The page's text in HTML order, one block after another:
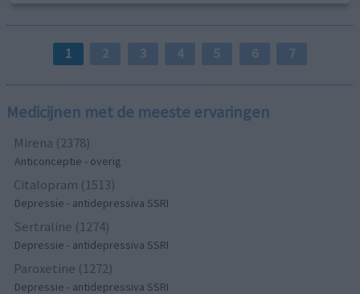
1 2 3 4 5 6 7
Medicijnen met de meeste ervaringen
Mirena (2378)
Anticonceptie - overig
Citalopram (1513)
Depressie - antidepressiva SSRI
Sertraline (1274)
Depressie - antidepressiva SSRI
Paroxetine (1272)
Depressie - antidepressiva SSRI